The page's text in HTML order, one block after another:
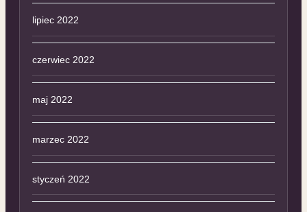
lipiec 2022
czerwiec 2022
maj 2022
marzec 2022
styczeń 2022